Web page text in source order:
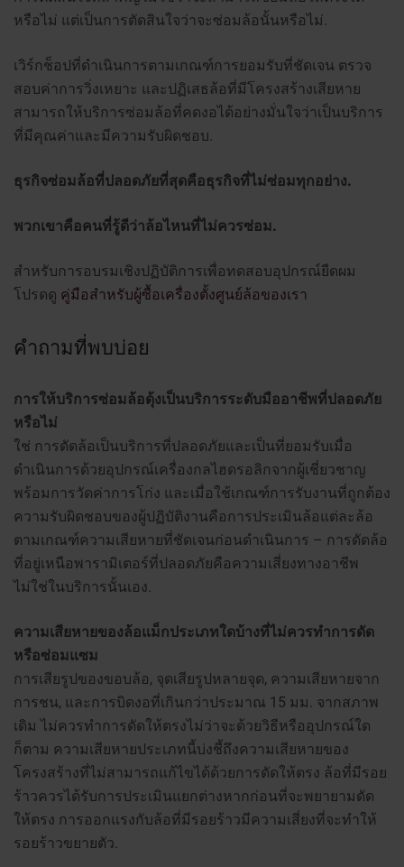
หรือไม่ แต่เป็นการตัดสินใจว่าจะซ่อมล้อนั้นหรือไม่.
เวิร์กช็อปที่ดำเนินการตามเกณฑ์การยอมรับที่ชัดเจน ตรวจ
สอบค่าการวิ่งเหยาะ และปฏิเสธล้อที่มีโครงสร้างเสียหาย
สามารถให้บริการซ่อมล้อที่คดงอได้อย่างมั่นใจว่าเป็นบริการ
ที่มีคุณค่าและมีความรับผิดชอบ.
ธุรกิจซ่อมล้อที่ปลอดภัยที่สุดคือธุรกิจที่ไม่ซ่อมทุกอย่าง.
พวกเขาคือคนที่รู้ดีว่าล้อไหนที่ไม่ควรซ่อม.
สำหรับการอบรมเชิงปฏิบัติการเพื่อทดสอบอุปกรณ์ยืดผม
โปรดดู คู่มือสำหรับผู้ซื้อเครื่องตั้งศูนย์ล้อของเรา
คำถามที่พบบ่อย
การให้บริการซ่อมล้อดุ้งเป็นบริการระดับมืออาชีพที่ปลอดภัย
หรือไม่
ใช่ การดัดล้อเป็นบริการที่ปลอดภัยและเป็นที่ยอมรับเมื่อ
ดำเนินการด้วยอุปกรณ์เครื่องกลไฮดรอลิกจากผู้เชี่ยวชาญ
พร้อมการวัดค่าการโก่ง และเมื่อใช้เกณฑ์การรับงานที่ถูกต้อง
ความรับผิดชอบของผู้ปฏิบัติงานคือการประเมินล้อแต่ละล้อ
ตามเกณฑ์ความเสียหายที่ชัดเจนก่อนดำเนินการ – การดัดล้อ
ที่อยู่เหนือพารามิเตอร์ที่ปลอดภัยคือความเสี่ยงทางอาชีพ
ไม่ใช่ในบริการนั้นเอง.
ความเสียหายของล้อแม็กประเภทใดบ้างที่ไม่ควรทำการดัด
หรือซ่อมแซม
การเสียรูปของขอบล้อ, จุดเสียรูปหลายจุด, ความเสียหายจาก
การชน, และการบิดงอที่เกินกว่าประมาณ 15 มม. จากสภาพ
เดิม ไม่ควรทำการดัดให้ตรงไม่ว่าจะด้วยวิธีหรืออุปกรณ์ใด
ก็ตาม ความเสียหายประเภทนี้บ่งชี้ถึงความเสียหายของ
โครงสร้างที่ไม่สามารถแก้ไขได้ด้วยการดัดให้ตรง ล้อที่มีรอย
ร้าวควรได้รับการประเมินแยกต่างหากก่อนที่จะพยายามดัด
ให้ตรง การออกแรงกับล้อที่มีรอยร้าวมีความเสี่ยงที่จะทำให้
รอยร้าวขยายตัว.